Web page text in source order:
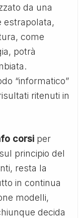
da una
estrapolata,
come
potrà
“informatico”
ritenuti in
corsi per
principio del
resta la
in continua
modelli,
decida